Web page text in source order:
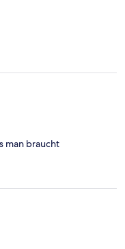
man braucht